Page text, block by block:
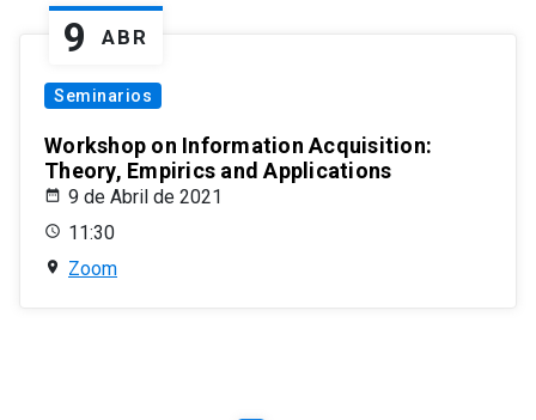
9 ABR
Seminarios
Workshop on Information Acquisition:
Theory, Empirics and Applications
9 de Abril de 2021
11:30
Zoom